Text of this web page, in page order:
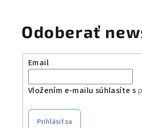
Odoberať
Email
Vložením e-mailu súhlasíte s
Prihlásiť sa